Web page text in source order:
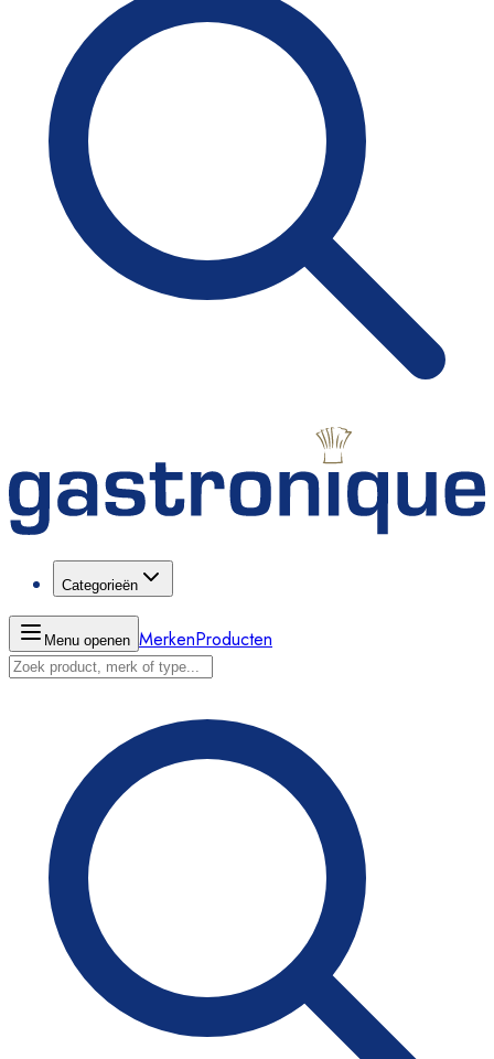
Categorieën
Menu openen MerkenProducten